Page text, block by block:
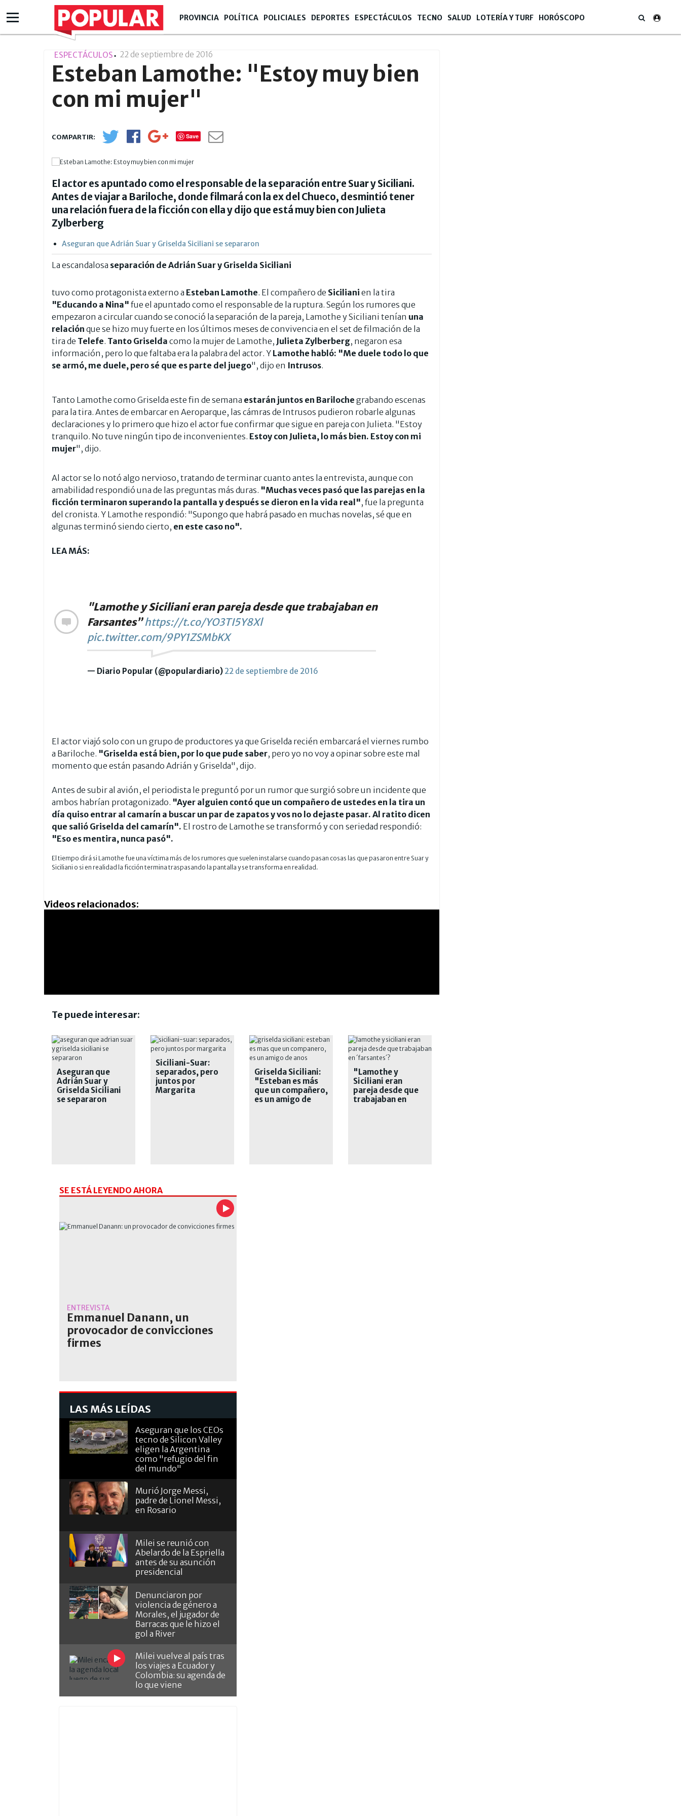
PROVINCIA POLÍTICA POLICIALES DEPORTES ESPECTÁCULOS TECNO SALUD LOTERÍA Y TURF HORÓSCOPO
ESPECTÁCULOS 22 de septiembre de 2016
Esteban Lamothe: "Estoy muy bien
con mi mujer"
Save
El actor es apuntado como el responsable de la separación entre Suar y Siciliani.
Antes de viajar a Bariloche, donde filmará con la ex del Chueco, desmintió tener
una relación fuera de la ficción con ella y dijo que está muy bien con Julieta
Zylberberg
Aseguran que Adrián Suar y Griselda Siciliani se separaron
La escandalosa separación de Adrián Suar y Griselda Siciliani
tuvo como protagonista externo a Esteban Lamothe. El compañero de Siciliani en la tira
"Educando a Nina" fue el apuntado como el responsable de la ruptura. Según los rumores que
empezaron a circular cuando se conoció la separación de la pareja, Lamothe y Siciliani tenían una
relación que se hizo muy fuerte en los últimos meses de convivencia en el set de filmación de la
tira de Telefe. Tanto Griselda como la mujer de Lamothe, Julieta Zylberberg, negaron esa
información, pero lo que faltaba era la palabra del actor. Y Lamothe habló: "Me duele todo lo que
se armó, me duele, pero sé que es parte del juego", dijo en Intrusos.
Tanto Lamothe como Griselda este fin de semana estarán juntos en Bariloche grabando escenas
para la tira. Antes de embarcar en Aeroparque, las cámras de Intrusos pudieron robarle algunas
declaraciones y lo primero que hizo el actor fue confirmar que sigue en pareja con Julieta. "Estoy
tranquilo. No tuve ningún tipo de inconvenientes. Estoy con Julieta, lo más bien. Estoy con mi
mujer", dijo.
Al actor se lo notó algo nervioso, tratando de terminar cuanto antes la entrevista, aunque con
amabilidad respondió una de las preguntas más duras. "Muchas veces pasó que las parejas en la
ficción terminaron superando la pantalla y después se dieron en la vida real", fue la pregunta
del cronista. Y Lamothe respondió: "Supongo que habrá pasado en muchas novelas, sé que en
algunas terminó siendo cierto, en este caso no".
LEA MÁS:
"Lamothe y Siciliani eran pareja desde que trabajaban en
Farsantes”https://t.co/YO3TI5Y8Xl
pic.twitter.com/9PY1ZSMbKX
— Diario Popular (@populardiario) 22 de septiembre de 2016
El actor viajó solo con un grupo de productores ya que Griselda recién embarcará el viernes rumbo
a Bariloche. "Griselda está bien, por lo que pude saber, pero yo no voy a opinar sobre este mal
momento que están pasando Adrián y Griselda", dijo.
Antes de subir al avión, el periodista le preguntó por un rumor que surgió sobre un incidente que
ambos habrían protagonizado. "Ayer alguien contó que un compañero de ustedes en la tira un
día quiso entrar al camarín a buscar un par de zapatos y vos no lo dejaste pasar. Al ratito dicen
que salió Griselda del camarín". El rostro de Lamothe se transformó y con seriedad respondió:
"Eso es mentira, nunca pasó".
El tiempo dirá si Lamothe fue una víctima más de los rumores que suelen instalarse cuando pasan cosas las que pasaron entre Suar y
Siciliani o si en realidad la ficción termina traspasando la pantalla y se transforma en realidad.
Videos relacionados:
Te puede interesar:
Aseguran que
Adrián Suar y
Griselda Siciliani
se separaron
Siciliani-Suar:
separados, pero
juntos por
Margarita
Griselda Siciliani:
"Esteban es más
que un compañero,
es un amigo de
"Lamothe y
Siciliani eran
pareja desde que
trabajaban en
SE ESTÁ LEYENDO AHORA
ENTREVISTA
Emmanuel Danann, un
provocador de convicciones
firmes
LAS MÁS LEÍDAS
Aseguran que los CEOs
tecno de Silicon Valley
eligen la Argentina
como "refugio del fin
del mundo"
Murió Jorge Messi,
padre de Lionel Messi,
en Rosario
Milei se reunió con
Abelardo de la Espriella
antes de su asunción
presidencial
Denunciaron por
violencia de género a
Morales, el jugador de
Barracas que le hizo el
gol a River
Milei vuelve al país tras
los viajes a Ecuador y
Colombia: su agenda de
lo que viene